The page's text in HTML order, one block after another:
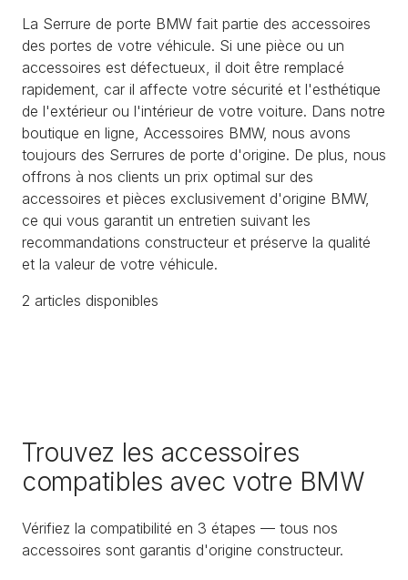
La Serrure de porte BMW fait partie des accessoires
des portes de votre véhicule. Si une pièce ou un
accessoires est défectueux, il doit être remplacé
rapidement, car il affecte votre sécurité et l'esthétique
de l'extérieur ou l'intérieur de votre voiture. Dans notre
boutique en ligne, Accessoires BMW, nous avons
toujours des Serrures de porte d'origine. De plus, nous
offrons à nos clients un prix optimal sur des
accessoires et pièces exclusivement d'origine BMW,
ce qui vous garantit un entretien suivant les
recommandations constructeur et préserve la qualité
et la valeur de votre véhicule.
2 articles disponibles
Trouvez les accessoires
compatibles avec votre BMW
Vérifiez la compatibilité en 3 étapes — tous nos
accessoires sont garantis d'origine constructeur.